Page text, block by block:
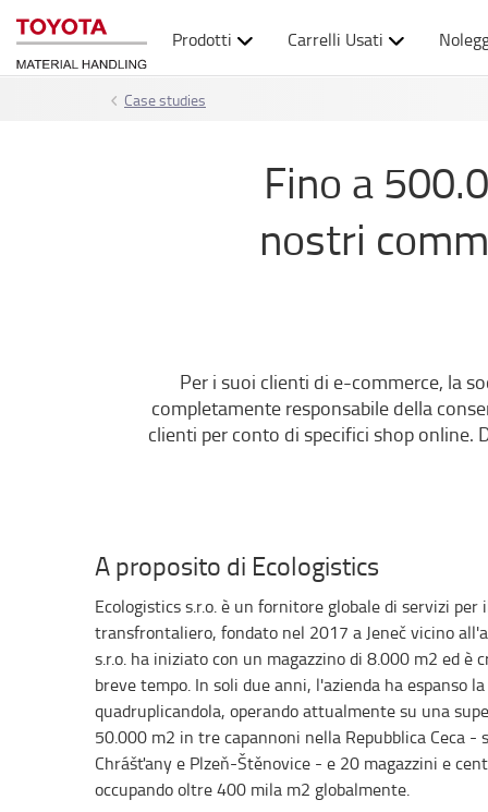
Prodotti Carrelli Usati
Case studies
Fino a
nostri
Per i suoi clienti di e-commerce, la
completamente responsabile della
clienti per conto di specifici shop online.
A proposito di Ecologistics
Ecologistics s.r.o. è un fornitore globale di servizi
transfrontaliero, fondato nel 2017 a Jeneč vicino
s.r.o. ha iniziato con un magazzino di 8.000 m2 ed è
breve tempo. In soli due anni, l'azienda ha espanso
quadruplicandola, operando attualmente su una
50.000 m2 in tre capannoni nella Repubblica Ceca -
Chrášťany e Plzeň-Štěnovice - e 20 magazzini e
occupando oltre 400 mila m2 globalmente.